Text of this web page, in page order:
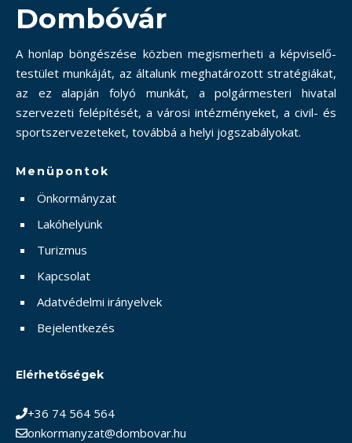
Dombóvár
A honlap böngészése közben megismerheti a képviselő-
testület munkáját, az általunk meghatározott stratégiákat,
az ez alapján folyó munkát, a polgármesteri hivatal
szervezeti felépítését, a városi intézményeket, a civil- és
sportszervezeteket, továbbá a helyi jogszabályokat.
Menüpontok
Önkormányzat
Lakóhelyünk
Turizmus
Kapcsolat
Adatvédelmi irányelvek
Bejelentkezés
Elérhetőségek
+36 74 564 564
onkormanyzat@dombovar.hu